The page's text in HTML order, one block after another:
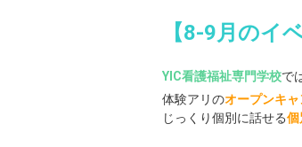
【8-9月のイ
YIC看護福祉専門学校で
体験アリのオープンキャ
じっくり個別に話せる個